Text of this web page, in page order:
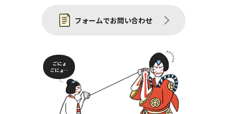
フォームでお問い合わせ
ごにょ
ごにょ…